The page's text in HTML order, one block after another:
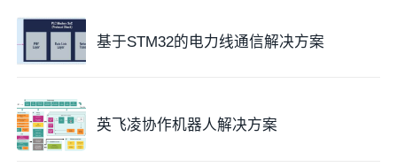
基于STM32的电力线通信解决方案
英飞凌协作机器人解决方案